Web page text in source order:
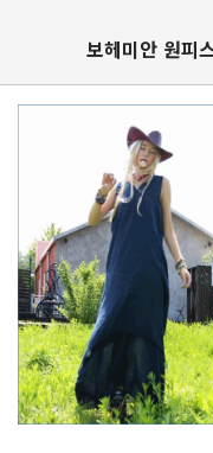
보헤미안 원피